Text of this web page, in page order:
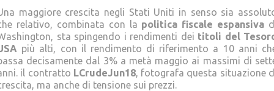
maggiore crescita negli Stati Uniti in senso sia
relativo, combinata con la politica fiscale espansiva
sta spingendo i rendimenti dei titoli del
più alti, con il rendimento di riferimento a 10 anni
decisamente dal 3% a metà maggio ai massimi di
il contratto LCrudeJun18, fotografa questa situazione
ma anche di tensione sui prezzi.